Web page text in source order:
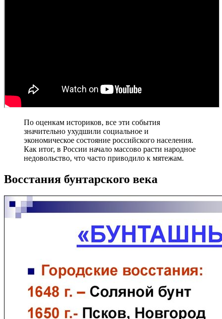
По оценкам историков, все эти события
значительно ухудшили социальное и
экономическое состояние российского населения.
Как итог, в России начало массово расти народное
недовольство, что часто приводило к мятежам.
Восстания бунтарского века